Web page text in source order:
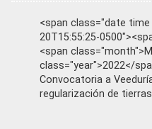
<span class="date
20T15:55:25-
<span
class="year">2022</
Convocatoria a
regularización de tierras